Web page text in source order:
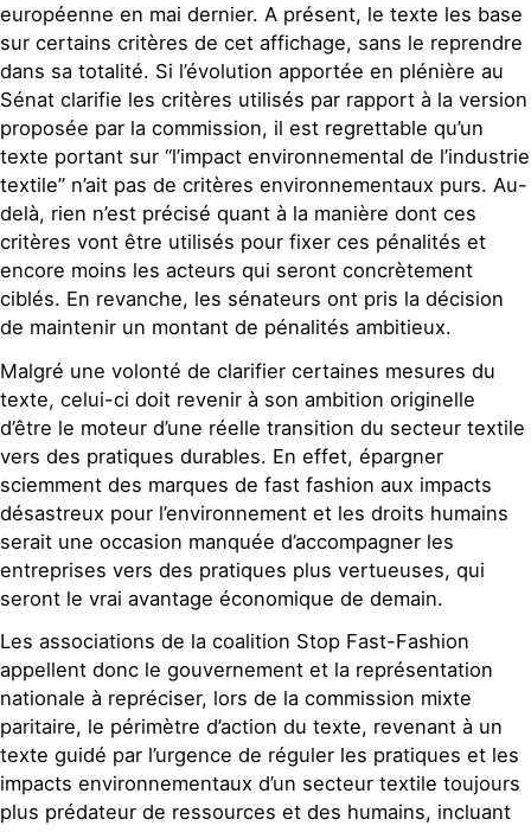
européenne en mai dernier. A présent, le texte les base
sur certains critères de cet affichage, sans le reprendre
dans sa totalité. Si l’évolution apportée en plénière au
Sénat clarifie les critères utilisés par rapport à la version
proposée par la commission, il est regrettable qu’un
texte portant sur “l’impact environnemental de l’industrie
textile” n’ait pas de critères environnementaux purs. Au-
delà, rien n’est précisé quant à la manière dont ces
critères vont être utilisés pour fixer ces pénalités et
encore moins les acteurs qui seront concrètement
ciblés. En revanche, les sénateurs ont pris la décision
de maintenir un montant de pénalités ambitieux.
Malgré une volonté de clarifier certaines mesures du
texte, celui-ci doit revenir à son ambition originelle
d’être le moteur d’une réelle transition du secteur textile
vers des pratiques durables. En effet, épargner
sciemment des marques de fast fashion aux impacts
désastreux pour l’environnement et les droits humains
serait une occasion manquée d’accompagner les
entreprises vers des pratiques plus vertueuses, qui
seront le vrai avantage économique de demain.
Les associations de la coalition Stop Fast-Fashion
appellent donc le gouvernement et la représentation
nationale à repréciser, lors de la commission mixte
paritaire, le périmètre d’action du texte, revenant à un
texte guidé par l’urgence de réguler les pratiques et les
impacts environnementaux d’un secteur textile toujours
plus prédateur de ressources et des humains, incluant